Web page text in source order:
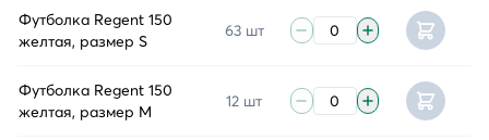
Футболка Regent 150
желтая, размер S
63 шт
Футболка Regent 150
желтая, размер M
12 шт